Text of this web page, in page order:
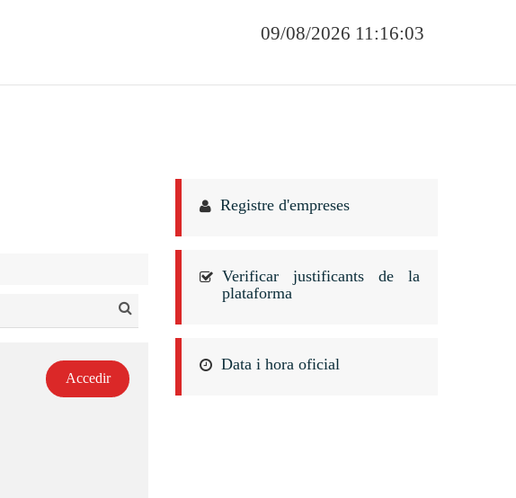
09/08/2026 11:16:03
Accedir
Registre d'empreses
Verificar justificants de la
plataforma
Data i hora oficial